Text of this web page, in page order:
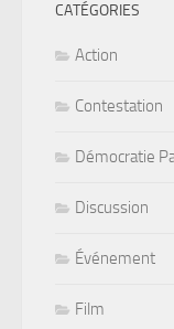
CATÉGORIES
Action
Contestation
Démocratie
Discussion
Événement
Film